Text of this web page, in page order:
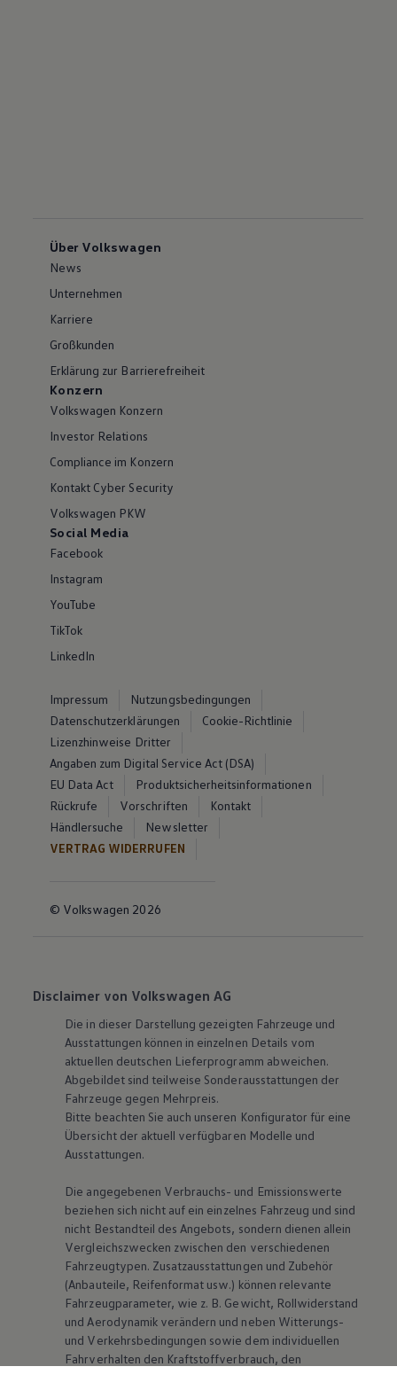
Über Volkswagen
News
Unternehmen
Karriere
Großkunden
Erklärung zur Barrierefreiheit
Konzern
Volkswagen Konzern
Investor Relations
Compliance im Konzern
Kontakt Cyber Security
Volkswagen PKW
Social Media
Facebook
Instagram
YouTube
TikTok
LinkedIn
Impressum
Nutzungsbedingungen
Datenschutzerklärungen
Cookie-Richtlinie
Lizenzhinweise Dritter
Angaben zum Digital Service Act (DSA)
EU Data Act
Produktsicherheitsinformationen
Rückrufe
Vorschriften
Kontakt
Händlersuche
Newsletter
VERTRAG WIDERRUFEN
© Volkswagen 2026
Disclaimer von Volkswagen AG
Die in dieser Darstellung gezeigten Fahrzeuge und
Ausstattungen können in einzelnen Details vom
aktuellen deutschen Lieferprogramm abweichen.
Abgebildet sind teilweise Sonderausstattungen der
Fahrzeuge gegen Mehrpreis.
Bitte beachten Sie auch unseren Konfigurator für eine
Übersicht der aktuell verfügbaren Modelle und
Ausstattungen.
Die angegebenen Verbrauchs- und Emissionswerte
beziehen sich nicht auf ein einzelnes Fahrzeug und sind
nicht Bestandteil des Angebots, sondern dienen allein
Vergleichszwecken zwischen den verschiedenen
Fahrzeugtypen. Zusatzausstattungen und Zubehör
(Anbauteile, Reifenformat usw.) können relevante
Fahrzeugparameter, wie z. B. Gewicht, Rollwiderstand
und Aerodynamik verändern und neben Witterungs-
und Verkehrsbedingungen sowie dem individuellen
Fahrverhalten den Kraftstoffverbrauch, den